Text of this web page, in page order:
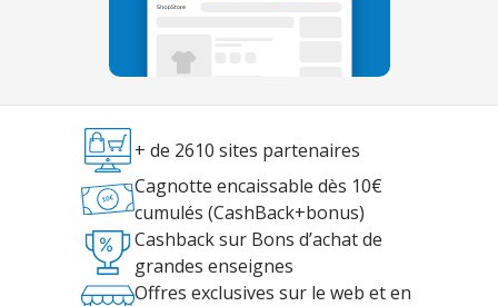
+ de 2610 sites partenaires
Cagnotte encaissable dès 10€
cumulés (CashBack+bonus)
Cashback sur Bons d’achat de
grandes enseignes
Offres exclusives sur le web et en